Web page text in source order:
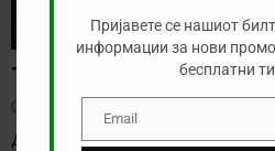
Тикет на денот
Денес се играат првите
Пријавете се нашиот
информации за нови
бесплатни
EmailEmail